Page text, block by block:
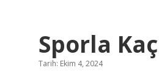
Sporla
Tarih: Ekim 4, 2024